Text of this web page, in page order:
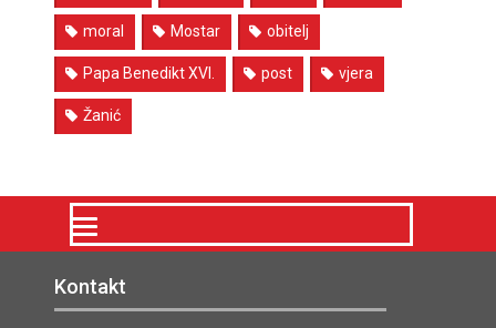
moral Mostar obitelj
Papa Benedikt XVI. post vjera
Žanić
Kontakt